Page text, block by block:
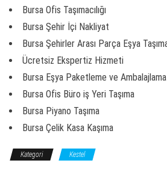
Bursa Ofis Taşımacılığı
Bursa Şehir İçi Nakliyat
Bursa Şehirler Arası Parça Eşya
Ücretsiz Ekspertiz Hizmeti
Bursa Eşya Paketleme ve Ambalajlama
Bursa Ofis Büro iş Yeri Taşıma
Bursa Piyano Taşıma
Bursa Çelik Kasa Kaşıma
Kategori Kestel